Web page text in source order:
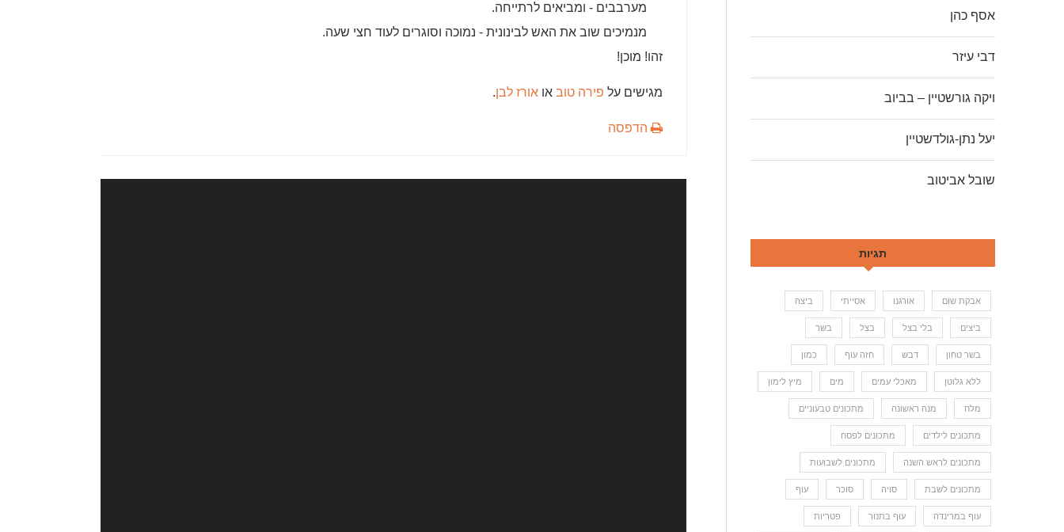
מערבבים - ומביאים לרתייחה.
מנמיכים שוב את האש לבינונית - נמוכה וסוגרים לעוד חצי שעה.
זהו! מוכן!
מגישים על פירה טוב אואורז לבן.
הדפסה
אסף כהן
דבי עיזר
ויקה גורשטיין – בביוב
יעל נתן-גולדשטיין
שובל אביטוב
תגיות
אבקת שום אורגנו אסייתי ביצה
ביצים בלי בצל בצל בשר
בשר טחון דבש חזה עוף כמון
ללא גלוטן מאכלי עמים מים מיץ לימון
מלח מנה ראשונה מתכונים טבעוניים
מתכונים לילדים מתכונים לפסח
מתכונים לראש השנה מתכונים לשבועות
מתכונים לשבת סויה סוכר עוף
עוף במרינדה עוף בתנור פטריות